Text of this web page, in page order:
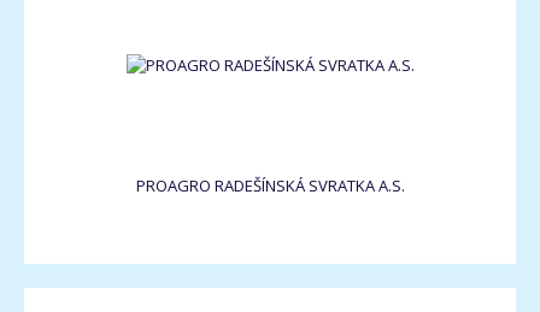
PROAGRO RADEŠÍNSKÁ SVRATKA A.S.